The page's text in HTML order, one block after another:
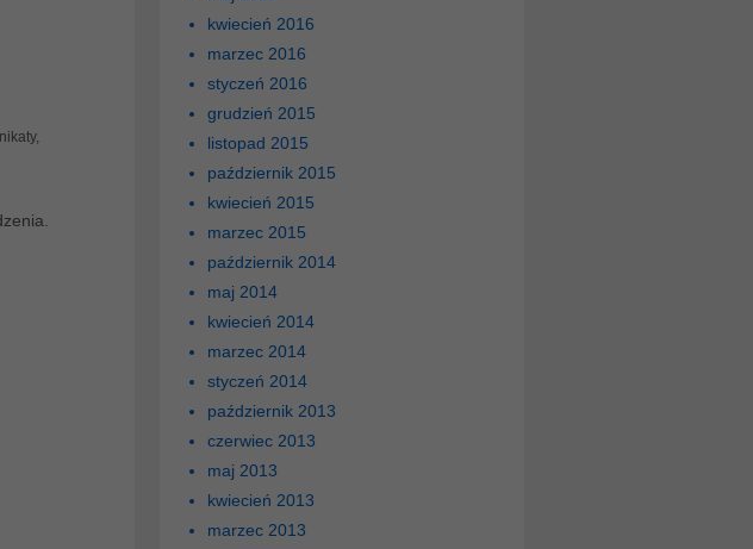
,
kwiecień 2016
marzec 2016
styczeń 2016
grudzień 2015
listopad 2015
październik 2015
kwiecień 2015
marzec 2015
październik 2014
maj 2014
kwiecień 2014
marzec 2014
styczeń 2014
październik 2013
czerwiec 2013
maj 2013
kwiecień 2013
marzec 2013